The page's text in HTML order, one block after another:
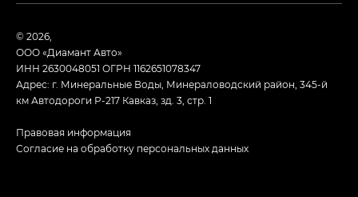
© 2026,
ООО «Диамант Авто»
ИНН 2630048051 ОГРН 1162651078347
Адрес: г. Минеральные Воды, Минераловодский район, 345-й
км Автодороги Р-217 Кавказ, зд. 3, стр. 1
Правовая информация
Согласие на обработку персональных данных